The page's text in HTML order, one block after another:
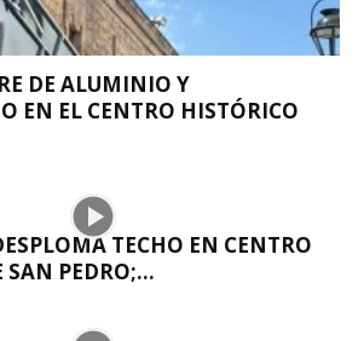
DE ALUMINIO Y
EN EL CENTRO HISTÓRICO
TECHO EN CENTRO
SAN PEDRO;...